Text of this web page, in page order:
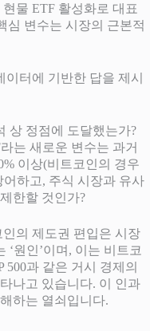
물 ETF 활성화로 대표
심 변수는 시장의 근본적
터에 기반한 답을 제시
상 정점에 도달했는가?
는 새로운 변수는 과거
이상(비트코인의 경우
하고, 주식 시장과 유사
한할 것인가?
의 제도권 편입은 시장
원인’이며, 이는 비트코
500과 같은 거시 경제의
나고 있습니다. 이 인과
하는 열쇠입니다.